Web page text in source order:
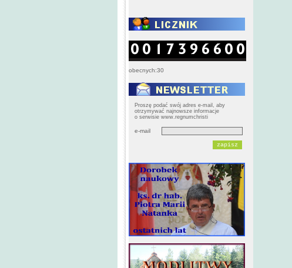
obecnych:30
Proszę podać swój adres e-mail, aby
otrzymywać najnowsze informacje
o serwisie www.regnumchristi
e-mail